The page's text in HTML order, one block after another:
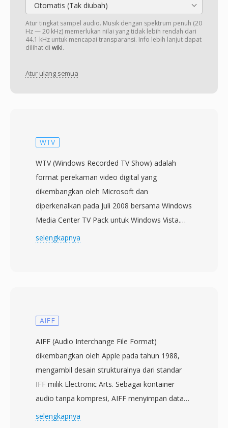
Otomatis (Tak diubah)
Atur tingkat sampel audio. Musik dengan spektrum penuh (20
Hz — 20 kHz) memerlukan nilai yang tidak lebih rendah dari
44.1 kHz untuk mencapai transparansi. Info lebih lanjut dapat
dilihat di wiki.
Atur ulang semua
WTV
WTV (Windows Recorded TV Show) adalah
format perekaman video digital yang
dikembangkan oleh Microsoft dan
diperkenalkan pada Juli 2008 bersama Windows
Media Center TV Pack untuk Windows Vista.
Format ini dirancang untuk menggantikan
2 atau H.264 bersama beberapa trek audio
data closed caption, metadata panduan
program elektronik, dan flag proteksi salinan.
Kontainer ini menggunakan struktur direktori
internal yang mendukung fitur time-shifting,
memungkinkan Windows Media Center
merekam konten sambil secara bersamaan
selengkapnya
AIFF
AIFF (Audio Interchange File Format)
dikembangkan oleh Apple pada tahun 1988,
mengambil desain strukturalnya dari standar
IFF milik Electronic Arts. Sebagai kontainer
audio tanpa kompresi, AIFF menyimpan data
PCM linear pada kualitas CD penuh — biasanya
selengkapnya